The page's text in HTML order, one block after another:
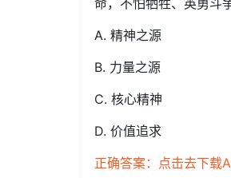
命，不怕牺牲、英勇斗
A. 精神之源
B. 力量之源
C. 核心精神
D. 价值追求
正确答案：点击去下载